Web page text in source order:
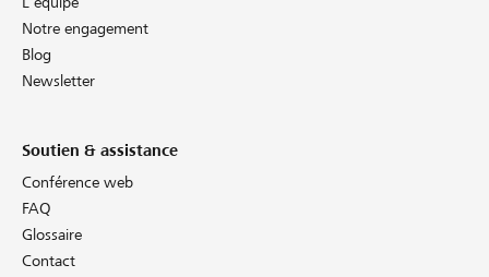
Notre engagement
Blog
Newsletter
Soutien & assistance
Conférence web
FAQ
Glossaire
Contact